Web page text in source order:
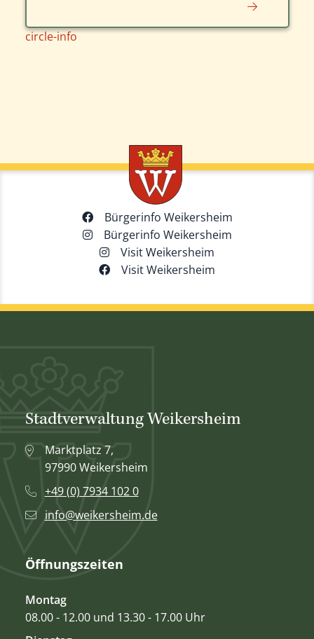
circle-info
Bürgerinfo Weikersheim
Bürgerinfo Weikersheim
Visit Weikersheim
Visit Weikersheim
Stadtverwaltung Weikersheim
Marktplatz 7,
97990 Weikersheim
+49 (0) 7934 102 0
info@weikersheim.de
Öffnungszeiten
Montag
08.00 - 12.00 und 13.30 - 17.00 Uhr